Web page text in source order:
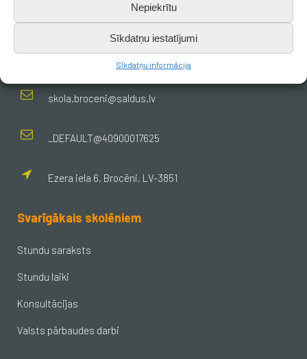
Nepiekrītu
Sīkdatņu iestatījumi
Sīkdatņu informācija
Kontakti
skola.broceni@saldus.lv
_DEFAULT@40900017625
Ezera iela 6, Brocēni, LV-3851
Svarīgākais skolēniem
Stundu saraksts
Stundu laiki
Konsultācijas
Valsts pārbaudes darbi